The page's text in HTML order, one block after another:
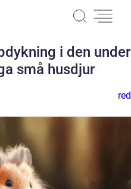
i den
små husdjur